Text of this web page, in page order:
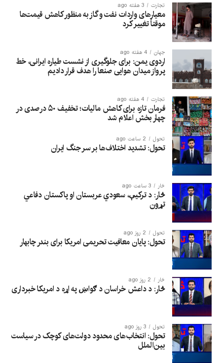
تجارت 3 هفته ago
معیارهای واردات نفت و گاز به منظور کاهش قیمت‌ها
موقتاً تغییر کرد
جهان 4 هفته ago
اردوی یمن: برای جلوگیری از نشست طیاره ایرانی، خط
پرواز میدان هوایی صنعا را هدف قرار دادیم
تجارت 4 هفته ago
فرمان تازه برای کاهش مالیات؛ تخفیف ۵۰ درصدی در
چهار بخش اعلام شد
تحول 2 ساعت ago
تحول: تشدید اختلاف‌ها بر سر جنگ ایران
څار 3 ساعت ago
څار: د ترکیې، سعودي عربستان او پاکستان دفاعي
تړون
تحول 2 روز ago
تحول: پایان معافیت تحریمی امریکا برای بندر چابهار
څار 2 روز ago
څار: د داعش خراسان د ګواښ په اړه د امریکا خبرداری
تحول 3 روز ago
تحول: انتخاب‌های محدود دولت‌های کوچک در سیاست
بین‌الملل